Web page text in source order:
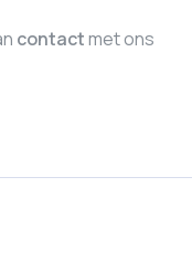
contactmet ons